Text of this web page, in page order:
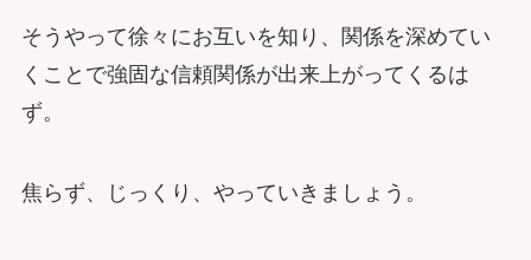
そうやって徐々にお互いを知り、関係を深めてい
くことで強固な信頼関係が出来上がってくるは
ず。
焦らず、じっくり、やっていきましょう。